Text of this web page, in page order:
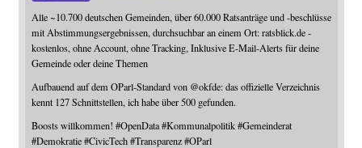
Alle ~10.700 deutschen Gemeinden, über 60.000 Ratsanträge und -beschlüsse
mit Abstimmungsergebnissen, durchsuchbar an einem Ort: ratsblick.de -
kostenlos, ohne Account, ohne Tracking, Inklusive E-Mail-Alerts für deine
Gemeinde oder deine Themen
Aufbauend auf dem OParl-Standard von @okfde: das offizielle Verzeichnis
kennt 127 Schnittstellen, ich habe über 500 gefunden.
Boosts willkommen! #OpenData #Kommunalpolitik #Gemeinderat
#Demokratie #CivicTech #Transparenz #OParl